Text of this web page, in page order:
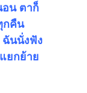
อน ตาก็
กคืน
ฉันนั่งฟัง
ยกย้าย